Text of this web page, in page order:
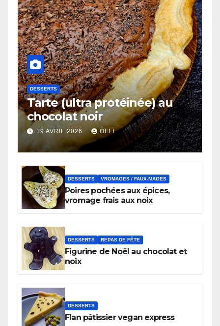
DESSERTS
Tarte (ultra protéinée) au
chocolat noir
19 AVRIL 2026 OLLI
DESSERTS VROMAGES / FAUX-MAGES
Poires pochées aux épices,
vromage frais aux noix
DESSERTS REPAS DE FÊTE
Figurine de Noël au chocolat et
noix
DESSERTS
Flan pâtissier vegan express